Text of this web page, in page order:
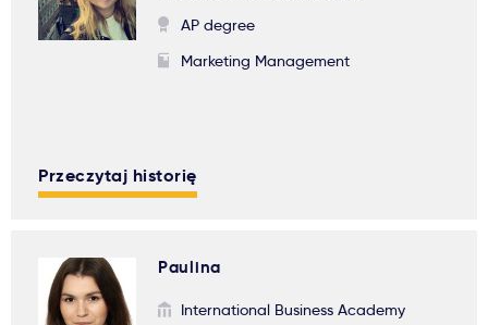
AP degree
Marketing Management
Przeczytaj historię
Paulina
International Business Academy